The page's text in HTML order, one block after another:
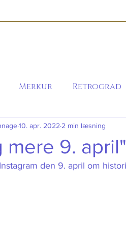
Merkur Retrograd
mere 9. april"
10. apr. 2022 2 min læsning